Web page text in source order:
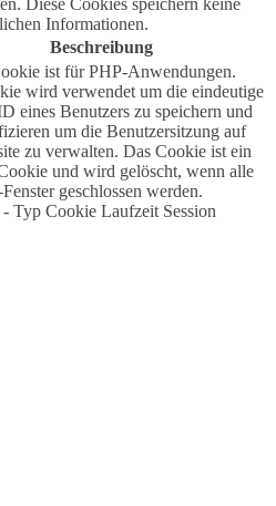
Diese Cookies speichern keine
Informationen.
Beschreibung
ist für PHP-Anwendungen.
wird verwendet um die eindeutige
eines Benutzers zu speichern und
um die Benutzersitzung auf
zu verwalten. Das Cookie ist ein
und wird gelöscht, wenn alle
geschlossen werden.
- Typ Cookie Laufzeit Session